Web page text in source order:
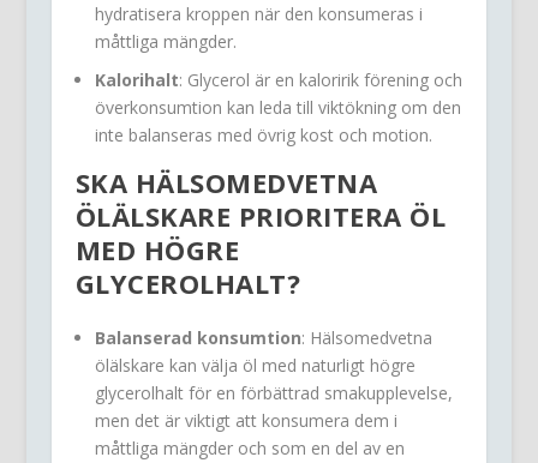
hydratisera kroppen när den konsumeras i
måttliga mängder.
Kalorihalt: Glycerol är en kaloririk förening och
överkonsumtion kan leda till viktökning om den
inte balanseras med övrig kost och motion.
SKA HÄLSOMEDVETNA
ÖLÄLSKARE PRIORITERA ÖL
MED HÖGRE
GLYCEROLHALT?
Balanserad konsumtion: Hälsomedvetna
ölälskare kan välja öl med naturligt högre
glycerolhalt för en förbättrad smakupplevelse,
men det är viktigt att konsumera dem i
måttliga mängder och som en del av en